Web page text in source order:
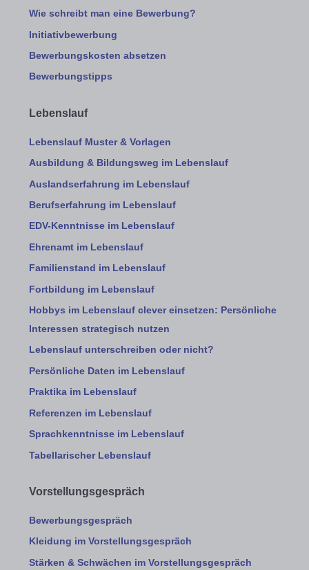
Wie schreibt man eine Bewerbung?
Initiativbewerbung
Bewerbungskosten absetzen
Bewerbungstipps
Lebenslauf
Lebenslauf Muster & Vorlagen
Ausbildung & Bildungsweg im Lebenslauf
Auslandserfahrung im Lebenslauf
Berufserfahrung im Lebenslauf
EDV-Kenntnisse im Lebenslauf
Ehrenamt im Lebenslauf
Familienstand im Lebenslauf
Fortbildung im Lebenslauf
Hobbys im Lebenslauf clever einsetzen: Persönliche
Interessen strategisch nutzen
Lebenslauf unterschreiben oder nicht?
Persönliche Daten im Lebenslauf
Praktika im Lebenslauf
Referenzen im Lebenslauf
Sprachkenntnisse im Lebenslauf
Tabellarischer Lebenslauf
Vorstellungsgespräch
Bewerbungsgespräch
Kleidung im Vorstellungsgespräch
Stärken & Schwächen im Vorstellungsgespräch